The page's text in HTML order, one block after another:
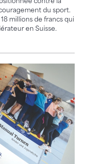
du sport.
millions de francs qui
en Suisse.